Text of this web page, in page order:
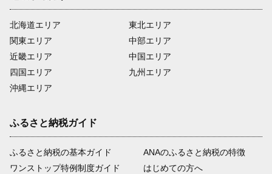
北海道エリア
関東エリア
近畿エリア
四国エリア
沖縄エリア
東北エリア
中部エリア
中国エリア
九州エリア
ふるさと納税ガイド
ふるさと納税の基本ガイド
ワンストップ特例制度ガイド
ANAのふるさと納税の特徴
はじめての方へ